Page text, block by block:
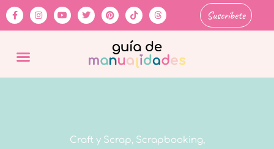
Suscríbete
Craft y Scrap, Scrapbooking,